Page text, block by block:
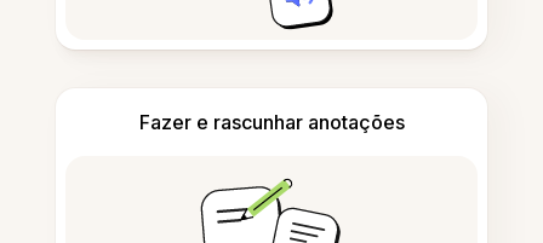
Fazer e rascunhar anotações